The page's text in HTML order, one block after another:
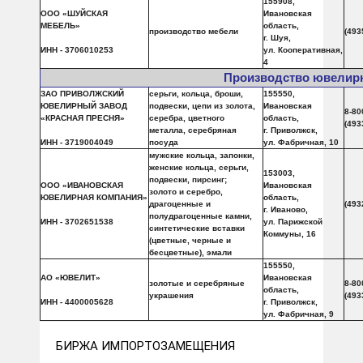
ООО «ШУЙСКАЯ
МЕБЕЛЬ»
ИНН - 3706010253
производство мебели
Ивановская
область,
г. Шуя,
ул. Кооперативная,
4
Производство
ЗАО ПРИВОЛЖСКИЙ
ЮВЕЛИРНЫЙ ЗАВОД
«КРАСНАЯ ПРЕСНЯ»
ИНН - 3719004049
серьги, кольца, броши,
подвески, цепи из золота,
серебра, цветного
металла, серебряная
посуда
155550,
Ивановская
область,
г. Приволжск,
ул. Фабричная, 10
8-
ООО «ИВАНОВСКАЯ
ЮВЕЛИРНАЯ КОМПАНИЯ»
ИНН - 3702651538
мужские кольца, запонки,
женские кольца, серьги,
подвески, пирсинг;
золото и серебро,
драгоценные и
полудрагоценные камни,
синтетические вставки
(цветные, черные и
бесцветные), эмали
153003,
Ивановская
область,
г. Иваново,
ул. Парижской
Коммуны, 16
АО «ЮВЕЛИТ»
ИНН - 4400005628
золотые и серебряные
украшения
155550,
Ивановская
область,
г. Приволжск,
ул. Фабричная, 9
8-
БИРЖА ИМПОРТОЗАМЕЩЕНИЯ